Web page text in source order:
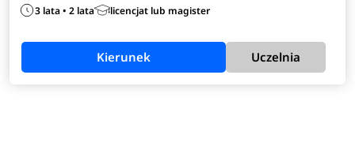
3 lata • 2 lata licencjat lub magister
Kierunek Uczelnia